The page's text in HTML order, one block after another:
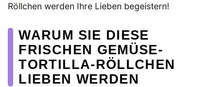
Röllchen werden Ihre Lieben begeistern!
WARUM SIE DIESE
FRISCHEN GEMÜSE-
TORTILLA-RÖLLCHEN
LIEBEN WERDEN